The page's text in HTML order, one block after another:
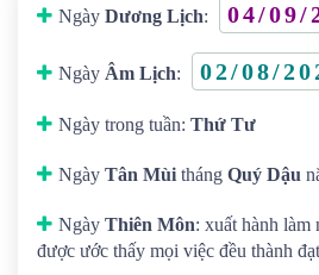
Ngày Dương Lịch: 04/09/
Ngày Âm Lịch: 02/08/
Ngày trong tuần: Thứ Tư
Ngày Tân Mùi tháng Quý Dậu
Ngày Thiên Môn: xuất hành làm
được ước thấy mọi việc đều thành đạt